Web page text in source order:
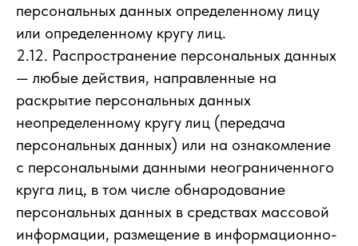
персональных данных определенному лицу
или определенному кругу лиц.
2.12. Распространение персональных данных
— любые действия, направленные на
раскрытие персональных данных
неопределенному кругу лиц (передача
персональных данных) или на ознакомление
с персональными данными неограниченного
круга лиц, в том числе обнародование
персональных данных в средствах массовой
информации, размещение в информационно-